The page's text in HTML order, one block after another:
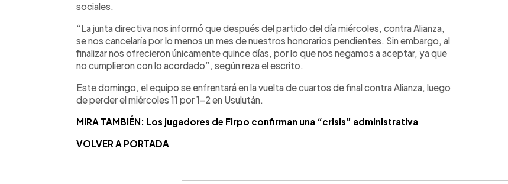
sociales.
“La junta directiva nos informó que después del partido del día miércoles, contra Alianza,
se nos cancelaría por lo menos un mes de nuestros honorarios pendientes. Sin embargo, al
finalizar nos ofrecieron únicamente quince días, por lo que nos negamos a aceptar, ya que
no cumplieron con lo acordado”, según reza el escrito.
Este domingo, el equipo se enfrentará en la vuelta de cuartos de final contra Alianza, luego
de perder el miércoles 11 por 1-2 en Usulután.
MIRA TAMBIÉN: Los jugadores de Firpo confirman una “crisis” administrativa
VOLVER A PORTADA